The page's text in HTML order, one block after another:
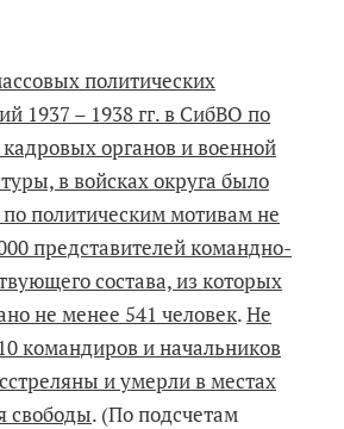
политических
1937 – 1938 гг. в СибВО по
органов и военной
в войсках округа было
политическим мотивам не
представителей командно-
состава, из которых
не менее 541 человек.Не
командиров и начальников
и умерли в местах
свободы. (По подсчетам